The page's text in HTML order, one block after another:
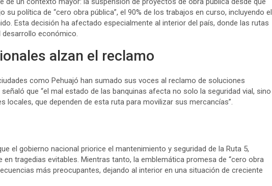
su política de “cero obra pública”, el 90% de los trabajos en curso, incluyendo el
Esta decisión ha afectado especialmente al interior del país, donde las rutas
desarrollo económico.
alzan el reclamo
como Pehuajó han sumado sus voces al reclamo de soluciones
que “el mal estado de las banquinas afecta no solo la seguridad vial, sino
locales, que dependen de esta ruta para movilizar sus mercancías”.
el gobierno nacional priorice el mantenimiento y seguridad de la Ruta 5,
tragedias evitables. Mientras tanto, la emblemática promesa de “cero obra
más preocupantes, dejando al interior en una situación de creciente